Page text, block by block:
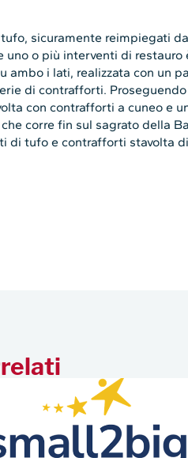
sicuramente reimpiegati
o più interventi di restauro
ambo i lati, realizzata con un
di contrafforti. Proseguendo
con contrafforti a cuneo e
corre fin sul sagrato della
di tufo e contrafforti stavolta